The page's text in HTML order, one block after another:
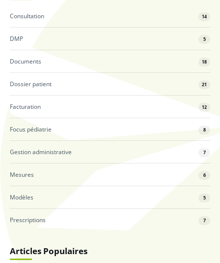
Consultation 14
DMP 5
Documents 18
Dossier patient 21
Facturation 12
Focus pédiatrie 8
Gestion administrative 7
Mesures 6
Modèles 5
Prescriptions 7
Articles Populaires